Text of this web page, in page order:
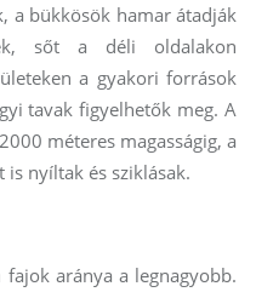
a bükkösök hamar átadják
sőt a déli oldalakon
a gyakori források
tavak figyelhetők meg. A
méteres magasságig, a
nyíltak és sziklásak.
aránya a legnagyobb.